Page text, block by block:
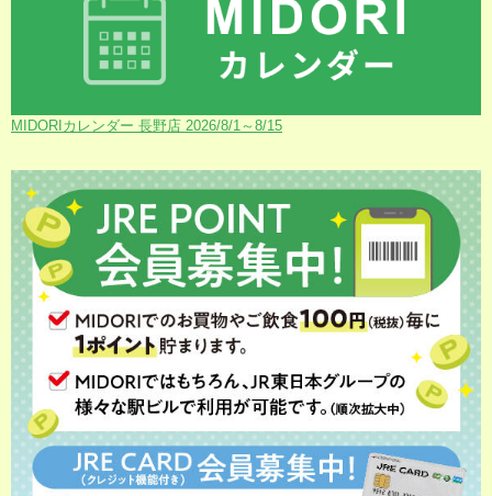
MIDORIカレンダー 長野店 2026/8/1～8/15